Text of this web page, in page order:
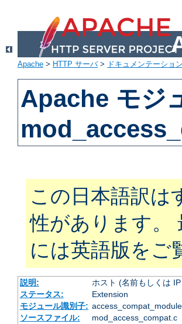
Apache > HTTP サーバ> ドキュメンテーション
Apache モジ
この日本語訳は
性があります。
には英語版をご
説明:
ホスト (名前もしくは
ステータス:
Extension
モジュール識別子: access_compat_module
ソースファイル:
mod_access_compat.c